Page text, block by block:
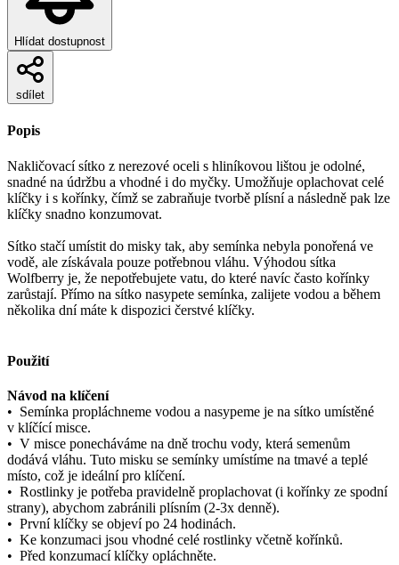
Hlídat dostupnost
sdílet
Popis
Nakličovací sítko z nerezové oceli s hliníkovou lištou je odolné,
snadné na údržbu a vhodné i do myčky. Umožňuje oplachovat celé
klíčky i s kořínky, čímž se zabraňuje tvorbě plísní a následně pak lze
klíčky snadno konzumovat.
Sítko stačí umístit do misky tak, aby semínka nebyla ponořená ve
vodě, ale získávala pouze potřebnou vláhu. Výhodou sítka
Wolfberry je, že nepotřebujete vatu, do které navíc často kořínky
zarůstají. Přímo na sítko nasypete semínka, zalijete vodou a během
několika dní máte k dispozici čerstvé klíčky.
Použití
Návod na klíčení
• Semínka propláchneme vodou a nasypeme je na sítko umístěné
v klíčící misce.
• V misce ponecháváme na dně trochu vody, která semenům
dodává vláhu. Tuto misku se semínky umístíme na tmavé a teplé
místo, což je ideální pro klíčení.
• Rostlinky je potřeba pravidelně proplachovat (i kořínky ze spodní
strany), abychom zabránili plísním (2-3x denně).
• První klíčky se objeví po 24 hodinách.
• Ke konzumaci jsou vhodné celé rostlinky včetně kořínků.
• Před konzumací klíčky opláchněte.